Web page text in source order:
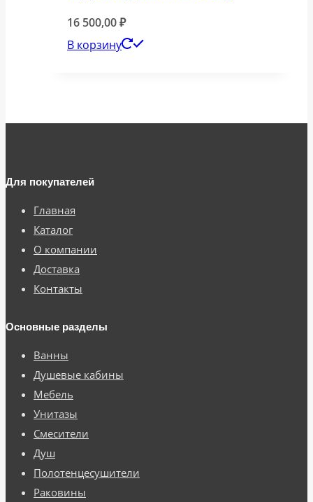
16 500,00₽
В корзину
Для покупателей
Главная
Каталог
О компании
Доставка
Контакты
Основные разделы
Ванны
Душевые кабины
Мебель
Унитазы
Смесители
Душ
Полотенцесушители
Раковины